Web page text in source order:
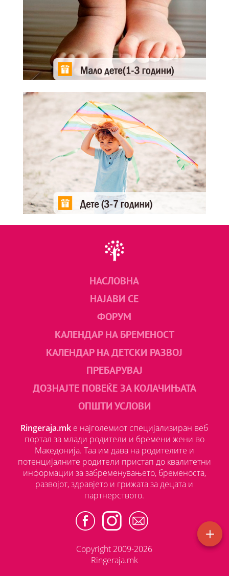
НАСЛОВНА
НАЈАВИ СЕ
ФОРУМ
КАЛЕНДАР НА БРЕМЕНОСТ
КАЛЕНДАР НА ДЕТСКИ РАЗВОЈ
ПРЕБАРУВАЈ
ДОЗНАЈТЕ ПОВЕЌЕ ЗА КОЛАЧИЊАТА
ОПШТИ УСЛОВИ
Ringeraja.mk е најголемиот специјализиран веб
портал за млади родители и бремени жени во
Македонија. Таа им дава на родителите и
потенцијалните родители пристап до квалитетни
информации за забременувањето, бременоста,
развојот, здравјето и грижата за децата и
партнерството.
Copyright 2009-2026
Ringeraja.mk